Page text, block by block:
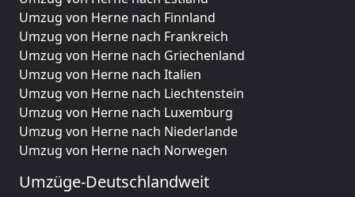
Umzug von Herne nach Finnland
Umzug von Herne nach Frankreich
Umzug von Herne nach Griechenland
Umzug von Herne nach Italien
Umzug von Herne nach Liechtenstein
Umzug von Herne nach Luxemburg
Umzug von Herne nach Niederlande
Umzug von Herne nach Norwegen
Umzüge-Deutschlandweit